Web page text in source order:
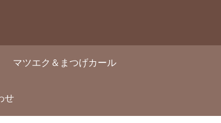
マツエク＆まつげカール
せ